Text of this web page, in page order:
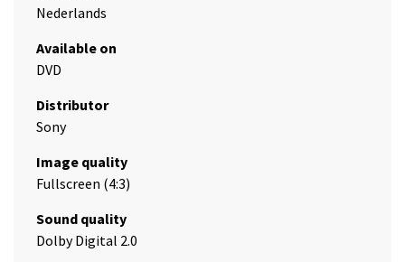
Nederlands
Available on
DVD
Distributor
Sony
Image quality
Fullscreen (4:3)
Sound quality
Dolby Digital 2.0